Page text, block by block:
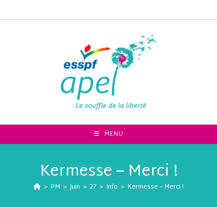
MENU
Kermesse – Merci !
> PM > Juin > 27 > Info > Kermesse – Merci !